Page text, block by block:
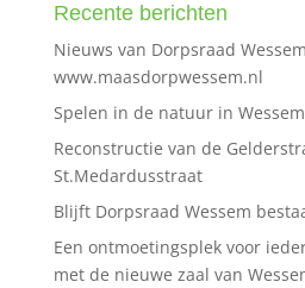
Recente berichten
Nieuws van Dorpsraad
www.maasdorpwessem.nl
Spelen in de natuur in Wessem
Reconstructie van de
St.Medardusstraat
Blijft Dorpsraad Wessem
Een ontmoetingsplek voor
met de nieuwe zaal van